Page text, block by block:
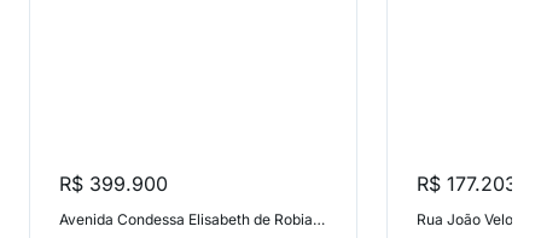
R$ 399.900
Avenida Condessa Elisabeth de Robiano, Tatuapé
R$ 177.203
Rua João Veloso